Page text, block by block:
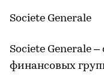
Societe Generale
Societe Generale
финансовых